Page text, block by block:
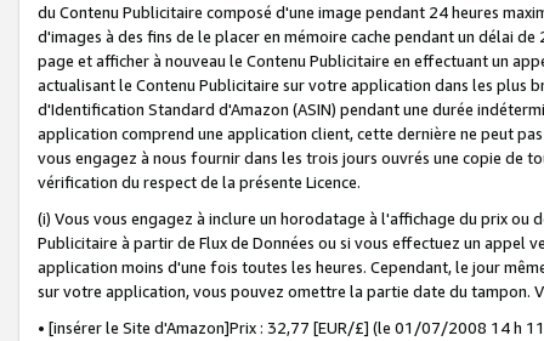
du Contenu Publicitaire composé d'une image pendant 24 heures
d'images à des fins de le placer en mémoire cache pendant un délai
page et afficher à nouveau le Contenu Publicitaire en effectuant un
actualisant le Contenu Publicitaire sur votre application dans les plus
d'Identification Standard d'Amazon (ASIN) pendant une durée
application comprend une application client, cette dernière ne peut
vous engagez à nous fournir dans les trois jours ouvrés une copie de
vérification du respect de la présente Licence.
(i) Vous vous engagez à inclure un horodatage à l'affichage du prix
Publicitaire à partir de Flux de Données ou si vous effectuez un appel
application moins d'une fois toutes les heures. Cependant, le jour
sur votre application, vous pouvez omettre la partie date du tampon.
• [insérer le Site d'Amazon]Prix : 32,77 [EUR/£] (le 01/07/2008 14 h